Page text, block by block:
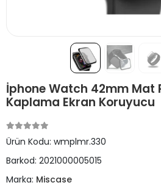
İphone Watch 42mm Mat
Kaplama Ekran Koruyucu
Ürün Kodu: wmplmr.330
Barkod: 2021000005015
Marka: Miscase